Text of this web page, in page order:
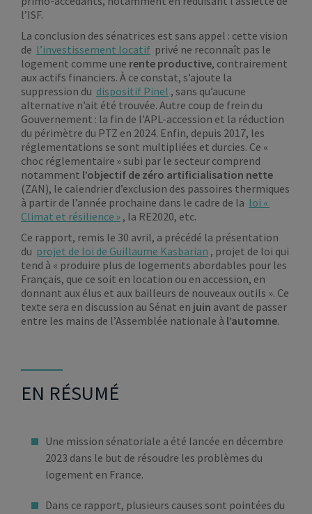
l’ISF.
La conclusion des sénatrices est sans appel : cette vision
de l’investissement locatif privé ne reconnaît pas le
logement comme une rente productive, contrairement
aux actifs financiers. À ce constat, s’ajoute la
suppression du dispositif Pinel , sans qu’aucune
alternative n’ait été trouvée. Autre coup de frein du
Gouvernement : la fin de l’APL-accession et la réduction
du périmètre du PTZ en 2024. Enfin, depuis 2017, les
réglementations se sont multipliées et durcies. Ce «
choc réglementaire » subi par le secteur comprend
notamment l’objectif de zéro artificialisation nette
(ZAN), le calendrier d’exclusion des passoires thermiques
à partir de l’année prochaine dans le cadre de la loi «
Climat et résilience » , la RE2020, etc.
Ce rapport, remis le 30 avril, a précédé la présentation
du projet de loi de Guillaume Kasbarian , projet de loi qui
tend à « produire plus de logements abordables pour les
Français, que ce soit en location ou en accession, en
donnant aux élus et aux bailleurs de nouveaux outils ». Ce
texte sera en discussion au Sénat en juin avant de passer
entre les mains de l’Assemblée nationale à l’automne.
EN RÉSUMÉ
Une mission sénatoriale a été lancée en décembre
2023 dans le but de résoudre les problèmes du
logement en France.
Dans ce rapport, plusieurs causes sont pointées du